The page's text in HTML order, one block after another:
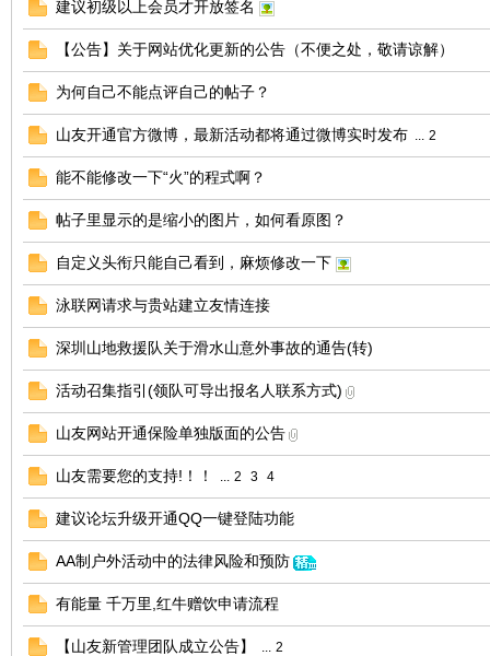
户
建议初级以上会员才开放签名
【公告】关于网站优化更新的公告（不便之处，敬请谅解）
为何自己不能点评自己的帖子？
山友开通官方微博，最新活动都将通过微博实时发布 ... 2
能不能修改一下“火”的程式啊？
帖子里显示的是缩小的图片，如何看原图？
自定义头衔只能自己看到，麻烦修改一下
泳联网请求与贵站建立友情连接
深圳山地救援队关于滑水山意外事故的通告(转)
活动召集指引(领队可导出报名人联系方式)
山友网站开通保险单独版面的公告
山友需要您的支持!！！ ... 2 3 4
建议论坛升级开通QQ一键登陆功能
AA制户外活动中的法律风险和预防
有能量 千万里,红牛赠饮申请流程
【山友新管理团队成立公告】 ... 2